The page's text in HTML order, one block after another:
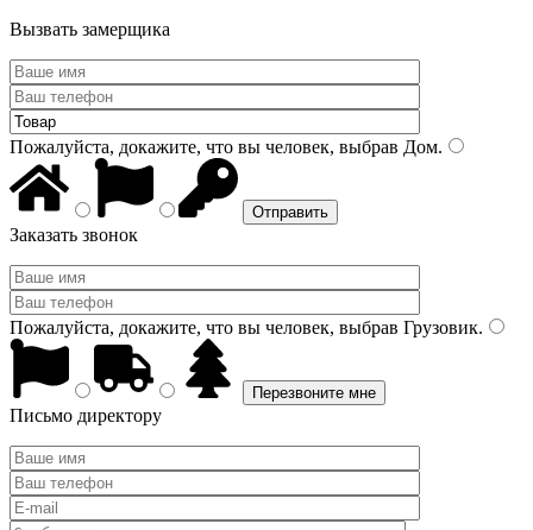
Вызвать замерщика
Пожалуйста, докажите, что вы человек, выбрав Дом.
Заказать звонок
Пожалуйста, докажите, что вы человек, выбрав Грузовик.
Письмо директору